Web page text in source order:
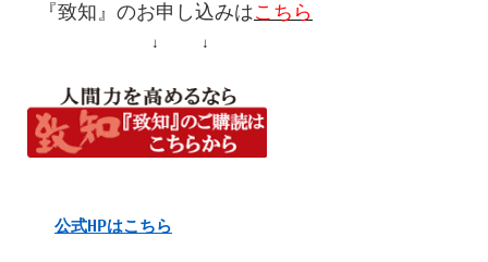
『致知』 のお申し込みはこちら
↓ ↓
公式HPはこちら